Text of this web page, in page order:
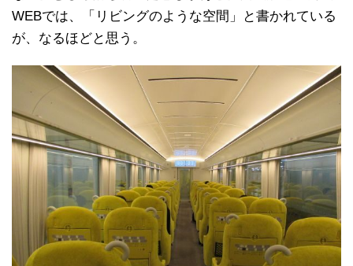
WEBでは、「リビングのような空間」と書かれている
が、なるほどと思う。